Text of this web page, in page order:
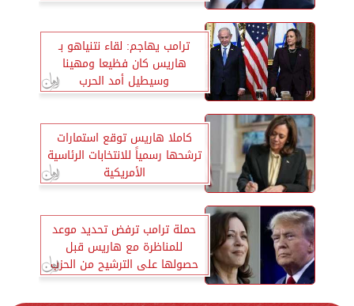
ترامب يهاجم: لقاء نتنياهو بـ
هاريس كان فظيعا ومهينا
وسيطيل أمد الحرب
كاملا هاريس توقع استمارات
ترشحها رسمياً للانتخابات الرئاسية
الأمريكية
حملة ترامب ترفض تحديد موعد
للمناظرة مع هاريس قبل
حصولها على الترشيح من الحزب
الديمقراطى